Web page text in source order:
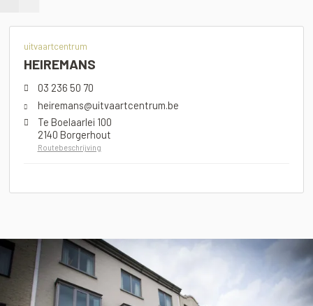
uitvaartcentrum
HEIREMANS
03 236 50 70
heiremans@uitvaartcentrum.be
Te Boelaarlei 100
2140 Borgerhout
Routebeschrijving